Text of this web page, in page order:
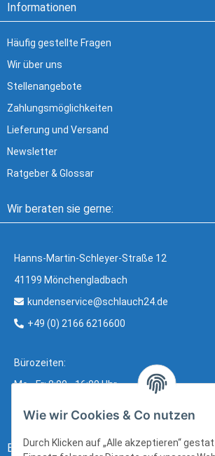
Informationen
Häufig gestellte Fragen
Wir über uns
Stellenangebote
Zahlungsmöglichkeiten
Lieferung und Versand
Newsletter
Ratgeber & Glossar
Wir beraten sie gerne:
Hanns-Martin-Schleyer-Straße 12
41199 Mönchengladbach
kundenservice@schlauch24.de
+49 (0) 2166 6216600
Bürozeiten:
Mo - Fr: 8:00 - 16:00 Uhr
Bezahlung:
Wie wir Cookies & Co nutzen
Durch Klicken auf „Alle akzeptieren“